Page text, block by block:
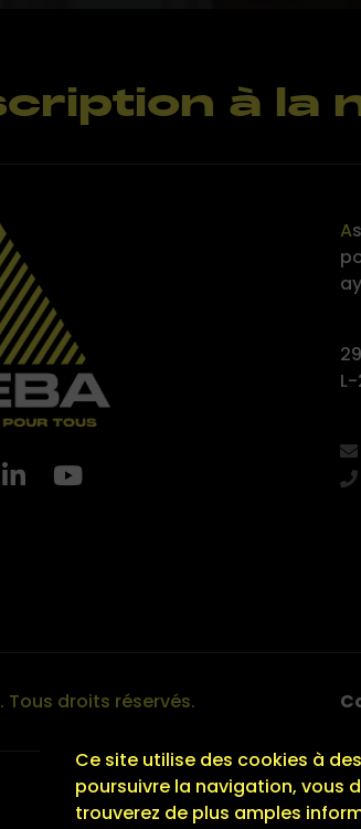
à la
A
Tous droits réservés.
Ce site utilise des cookies à
poursuivre la navigation, vous
trouverez de plus amples